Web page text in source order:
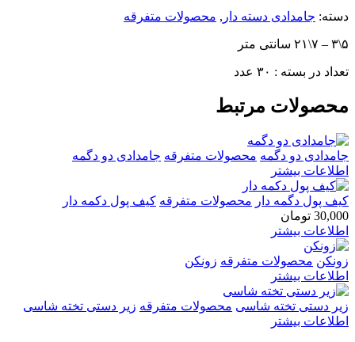
دسته: جامدادی دسته دار , محصولات متفرقه
۵\۳ – ۷\۲۱ سانتی متر
تعداد در بسته : ۳۰ عدد
محصولات مرتبط
جامدادی دو دگمه محصولات متفرقه جامدادی دو دگمه
اطلاعات بیشتر
کیف پول دگمه دار محصولات متفرقه کیف پول دکمه دار
30,000 تومان
اطلاعات بیشتر
زونکن محصولات متفرقه زونکن
اطلاعات بیشتر
زیر دستی تخته شاسی محصولات متفرقه زیر دستی تخته شاسی
اطلاعات بیشتر